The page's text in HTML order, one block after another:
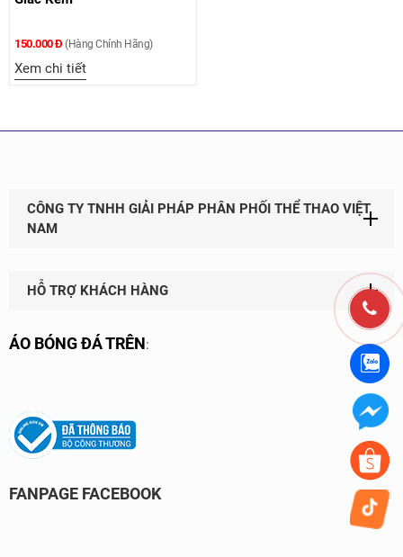
150.000 Đ (Hàng Chính Hãng)
Xem chi tiết
CÔNG TY TNHH GIẢI PHÁP PHÂN PHỐI THỂ THAO VIỆT
NAM
HỖ TRỢ KHÁCH HÀNG
ÁO BÓNG ĐÁ TRÊN:
FANPAGE FACEBOOK